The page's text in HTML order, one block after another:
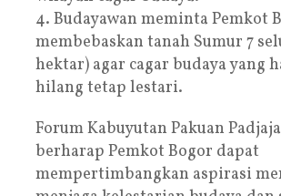
4. Budayawan meminta Pemkot
membebaskan tanah Sumur 7
hektar) agar cagar budaya yang
hilang tetap lestari.
Forum Kabuyutan Pakuan
berharap Pemkot Bogor dapat
mempertimbangkan aspirasi